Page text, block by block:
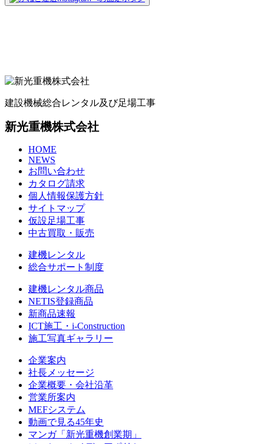
建設機械総合レンタル及び足場工事
新光重機株式会社
HOME
NEWS
お問い合わせ
カタログ請求
個人情報保護方針
サイトマップ
仮設足場工事
中古買取・販売
建機レンタル
総合サポート制度
建機レンタル商品
NETIS登録商品
新商品速報
ICT施工・i-Construction
施工写真ギャラリー
企業案内
社長メッセージ
企業概要・会社沿革
営業所案内
MEFシステム
動画で見る45年史
マンガ「新光重機創業期」